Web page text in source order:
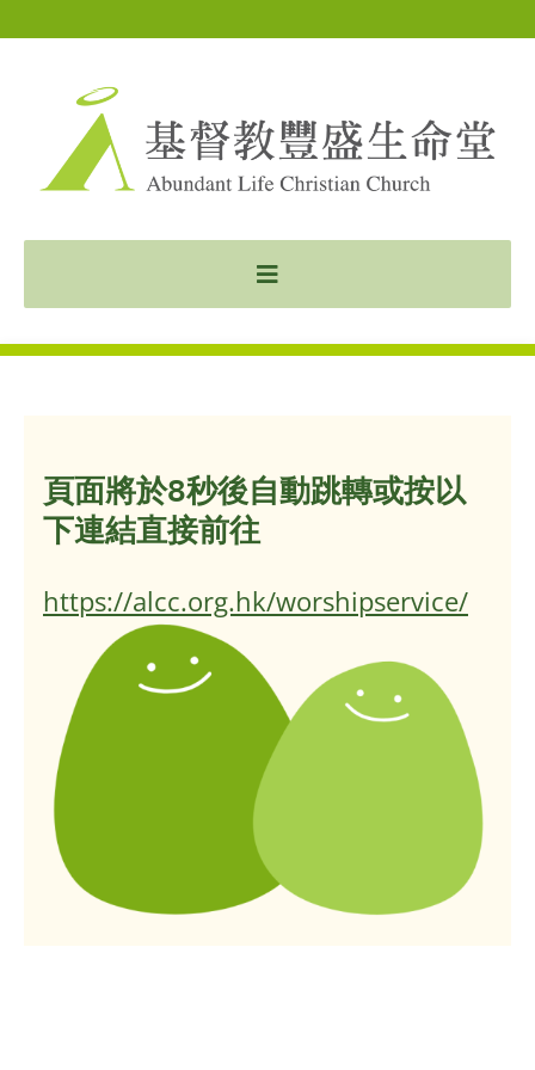
頁面將於8秒後自動跳轉或按以
下連結直接前往
https://alcc.org.hk/worshipservice/